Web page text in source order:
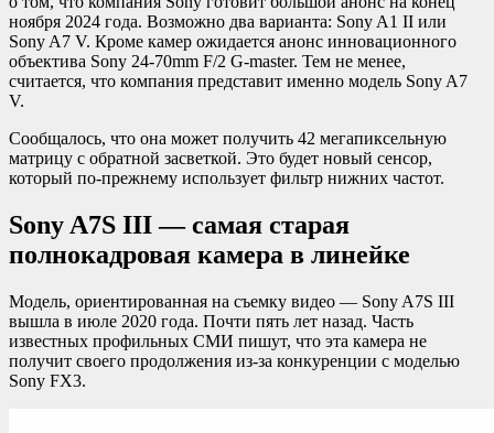
ноября 2024 года. Возможно два варианта: Sony A1 II или
Sony A7 V. Кроме камер ожидается анонс инновационного
объектива Sony 24-70mm F/2 G-master. Тем не менее,
считается, что компания представит именно модель Sony A7
V.
Сообщалось, что она может получить 42 мегапиксельную
матрицу с обратной засветкой. Это будет новый сенсор,
который по-прежнему использует фильтр нижних частот.
Sony A7S III — самая старая
полнокадровая камера в линейке
Модель, ориентированная на съемку видео — Sony A7S III
вышла в июле 2020 года. Почти пять лет назад. Часть
известных профильных СМИ пишут, что эта камера не
получит своего продолжения из-за конкуренции с моделью
Sony FX3.